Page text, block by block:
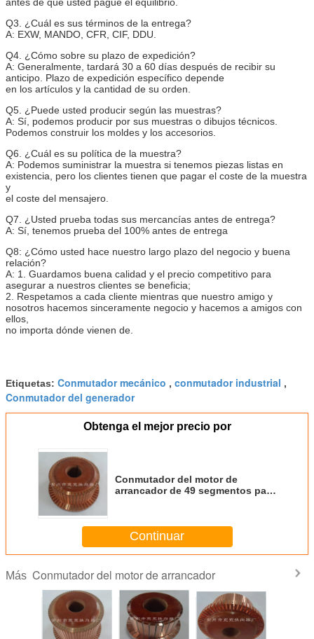
Q3. ¿Cuál es sus términos de la entrega?
A: EXW, MANDO, CFR, CIF, DDU.
Q4. ¿Cómo sobre su plazo de expedición?
A: Generalmente, tardará 30 a 60 días después de recibir su
anticipo. Plazo de expedición específico depende
en los artículos y la cantidad de su orden.
Q5. ¿Puede usted producir según las muestras?
A: Sí, podemos producir por sus muestras o dibujos técnicos.
Podemos construir los moldes y los accesorios.
Q6. ¿Cuál es su política de la muestra?
A: Podemos suministrar la muestra si tenemos piezas listas en
existencia, pero los clientes tienen que pagar el coste de la muestra
y
el coste del mensajero.
Q7. ¿Usted prueba todas sus mercancías antes de entrega?
A: Sí, tenemos prueba del 100% antes de entrega
Q8: ¿Cómo usted hace nuestro largo plazo del negocio y buena
relación?
A: 1. Guardamos buena calidad y el precio competitivo para
asegurar a nuestros clientes se beneficia;
2. Respetamos a cada cliente mientras que nuestro amigo y
nosotros hacemos sinceramente negocio y hacemos a amigos con
ellos,
no importa dónde vienen de.
Etiquetas: Conmutador mecánico , conmutador industrial ,
Conmutador del generador
Obtenga el mejor precio por
Conmutador del motor de
arrancador de 49 segmentos para
Continuar
Más Conmutador del motor de arrancador